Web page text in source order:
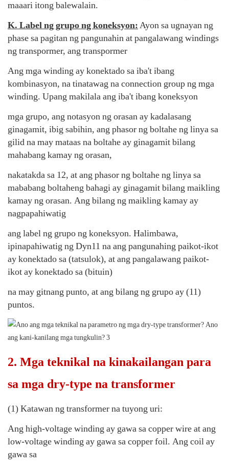
maaari itong balewalain.
K. Label ng grupo ng koneksyon:Ayon sa ugnayan ng
phase sa pagitan ng pangunahin at pangalawang windings
ng transpormer, ang transpormer
Ang mga winding ay konektado sa iba't ibang
kombinasyon, na tinatawag na connection group ng mga
winding. Upang makilala ang iba't ibang koneksyon
mga grupo, ang notasyon ng orasan ay kadalasang
ginagamit, ibig sabihin, ang phasor ng boltahe ng linya sa
gilid na may mataas na boltahe ay ginagamit bilang
mahabang kamay ng orasan,
nakatakda sa 12, at ang phasor ng boltahe ng linya sa
mababang boltaheng bahagi ay ginagamit bilang maikling
kamay ng orasan. Ang bilang ng maikling kamay ay
nagpapahiwatig
ang label ng grupo ng koneksyon. Halimbawa,
ipinapahiwatig ng Dyn11 na ang pangunahing paikot-ikot
ay konektado sa (tatsulok), at ang pangalawang paikot-
ikot ay konektado sa (bituin)
na may gitnang punto, at ang bilang ng grupo ay (11)
puntos.
2. Mga teknikal na kinakailangan para
sa mga dry-type na transformer
(1) Katawan ng transformer na tuyong uri:
Ang high-voltage winding ay gawa sa copper wire at ang
low-voltage winding ay gawa sa copper foil. Ang coil ay
gawa sa